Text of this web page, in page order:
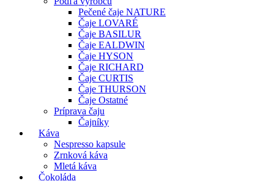
Pečené čaje NATURE
Čaje LOVARÉ
Čaje BASILUR
Čaje EALDWIN
Čaje HYSON
Čaje RICHARD
Čaje CURTIS
Čaje THURSON
Čaje Ostatné
Príprava čaju
Čajníky
Káva
Nespresso kapsule
Zrnková káva
Mletá káva
Čokoláda